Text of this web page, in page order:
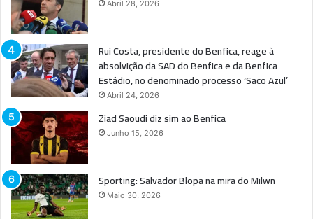
Abril 28, 2026
Rui Costa, presidente do Benfica, reage à
absolvição da SAD do Benfica e da Benfica
Estádio, no denominado processo ‘Saco Azul’
Abril 24, 2026
Ziad Saoudi diz sim ao Benfica
Junho 15, 2026
Sporting: Salvador Blopa na mira do Milwn
Maio 30, 2026